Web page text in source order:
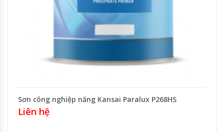
Sơn công nghiệp năng Kansai Paralux P268HS
Liên hệ